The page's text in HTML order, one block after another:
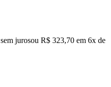
jurosou R$ 323,70 em 6x de